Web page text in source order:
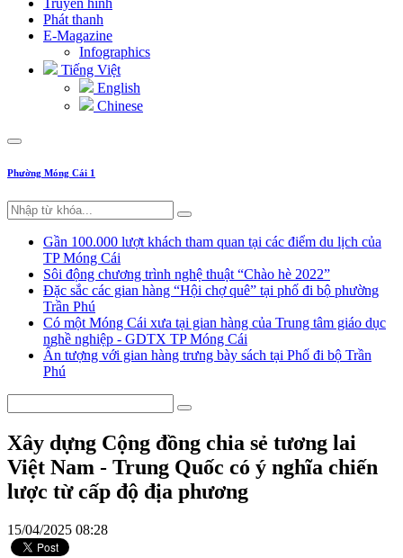
Truyền hình
Phát thanh
E-Magazine
Infographics
Tiếng Việt
English
Chinese
Phường Móng Cái 1
Gần 100.000 lượt khách tham quan tại các điểm du lịch của
TP Móng Cái
Sôi động chương trình nghệ thuật “Chào hè 2022”
Đặc sắc các gian hàng “Hội chợ quê” tại phố đi bộ phường
Trần Phú
Có một Móng Cái xưa tại gian hàng của Trung tâm giáo dục
nghề nghiệp - GDTX TP Móng Cái
Ấn tượng với gian hàng trưng bày sách tại Phố đi bộ Trần
Phú
Xây dựng Cộng đồng chia sẻ tương lai
Việt Nam - Trung Quốc có ý nghĩa chiến
lược từ cấp độ địa phương
15/04/2025 08:28